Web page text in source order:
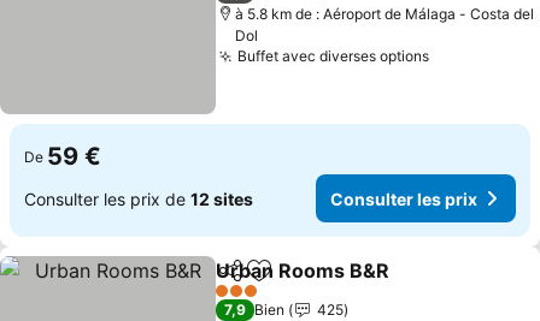
à 5.8 km de : Aéroport de Málaga - Costa del
Dol
Buffet avec diverses options
De 59 €
Consulter les prix de 12 sites Consulter les prix
PartagerAjouter à mes favoris
Urban Rooms B&R
3 Étoiles
7,9 Bien
425